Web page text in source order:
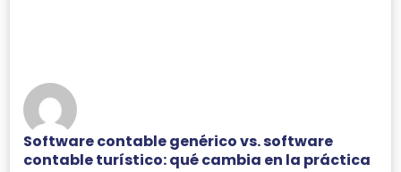
Software contable genérico vs. software
contable turístico: qué cambia en la práctica